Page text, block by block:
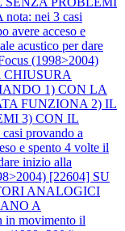
nei 3 casi
avere acceso e
acustico per dare
(1998>2004)
CHIUSURA
1) CON LA
FUNZIONA 2) IL
3) CON IL
provando a
e spento 4 volte il
inizio alla
[22604] SU
ANALOGICI
A
in movimento il